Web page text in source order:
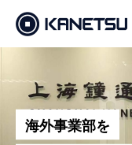
COMPANY
海外事業部を